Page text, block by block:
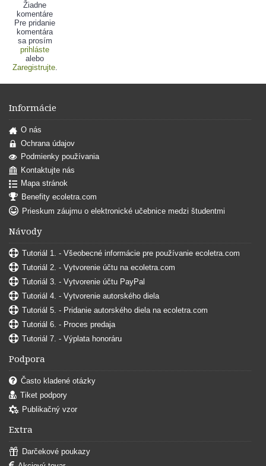
Žiadne
komentáre
Pre pridanie
komentára
sa prosím
prihláste
alebo
Zaregistrujte.
Informácie
O nás
Ochrana údajov
Podmienky používania
Kontaktujte nás
Mapa stránok
Benefity ecoletra.com
Prieskum záujmu o elektronické učebnice medzi študentmi
Návody
Tutoriál 1. - Všeobecné informácie pre používanie ecoletra.com
Tutoriál 2. - Vytvorenie účtu na ecoletra.com
Tutoriál 3. - Vytvorenie účtu PayPal
Tutoriál 4. - Vytvorenie autorského diela
Tutoriál 5. - Pridanie autorského diela na ecoletra.com
Tutoriál 6. - Proces predaja
Tutoriál 7. - Výplata honoráru
Podpora
Často kladené otázky
Tiket podpory
Publikačný vzor
Extra
Darčekové poukazy